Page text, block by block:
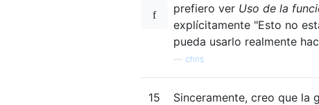
prefiero ver Uso de la
explícitamente "Esto no
pueda usarlo realmente
chris
15
Sinceramente, creo que la